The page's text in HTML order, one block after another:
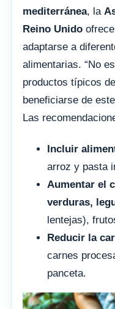
mediterránea, la
Reino Unido
adaptarse a
alimentarias. “No
productos típicos
beneficiarse de
Las
Incluir
arroz y pasta
Aumentar el
verduras,
lentejas),
Reducir la
carnes
panceta.